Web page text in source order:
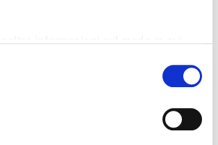
dei dati web, pubblicità e social
ha fornito loro o che hanno raccolto
loro servizi.